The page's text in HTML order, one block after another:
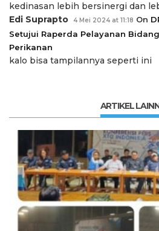
kedinasan lebih bersinergi dan
Edi Suprapto
4 Mei 2024 at 11:18 On
Setujui Raperda Pelayanan
Perikanan
kalo bisa tampilannya seperti ini
ARTIKEL